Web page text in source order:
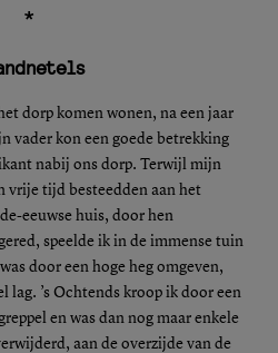
*
dorp komen wonen, na een jaar
kon een goede betrekking
nabij ons dorp. Terwijl mijn
vrije tijd besteedden aan het
eeuwse huis, door hen
speelde ik in de immense tuin
door een hoge heg omgeven,
lag. ’s Ochtends kroop ik door een
en was dan nog maar enkele
aan de overzijde van de